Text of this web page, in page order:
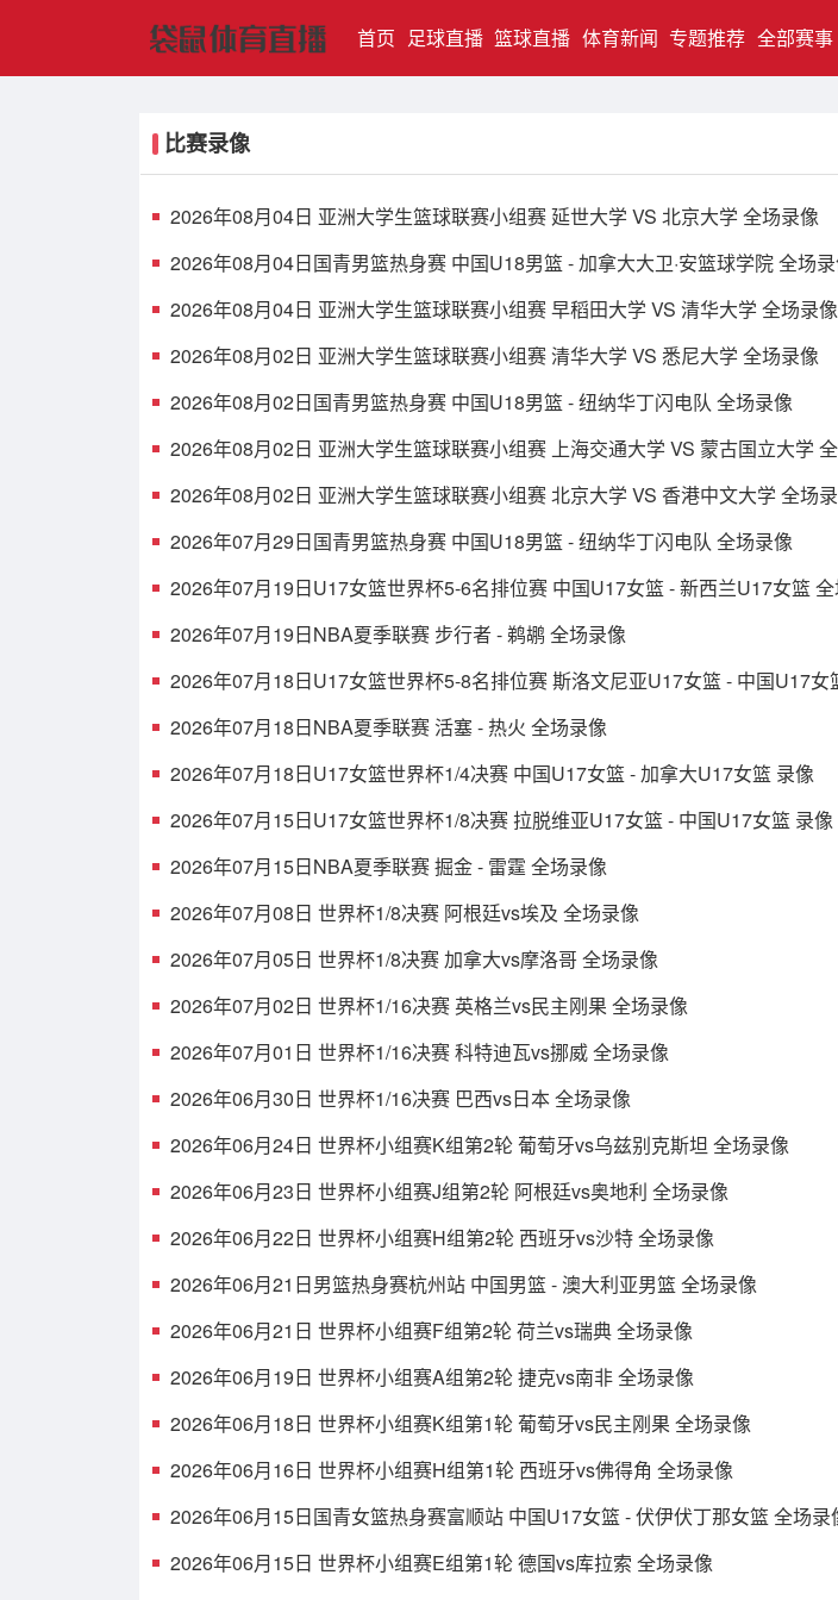
首页 (current)
足球直播 篮球直播 体育新闻 专题推荐 全部赛事
比赛录像
2026年08月04日 亚洲大学生篮球联赛小组赛 延世大学 VS 北京大学 全场录像
2026年08月04日国青男篮热身赛 中国U18男篮 - 加拿大大卫·安篮球学院 全场
2026年08月04日 亚洲大学生篮球联赛小组赛 早稻田大学 VS 清华大学 全场录像
2026年08月02日 亚洲大学生篮球联赛小组赛 清华大学 VS 悉尼大学 全场录像
2026年08月02日国青男篮热身赛 中国U18男篮 - 纽纳华丁闪电队 全场录像
2026年08月02日 亚洲大学生篮球联赛小组赛 上海交通大学 VS 蒙古国立大学
2026年08月02日 亚洲大学生篮球联赛小组赛 北京大学 VS 香港中文大学 全场
2026年07月29日国青男篮热身赛 中国U18男篮 - 纽纳华丁闪电队 全场录像
2026年07月19日U17女篮世界杯5-6名排位赛 中国U17女篮 - 新西兰U17女篮
2026年07月19日NBA夏季联赛 步行者 - 鹈鹕 全场录像
2026年07月18日U17女篮世界杯5-8名排位赛 斯洛文尼亚U17女篮 - 中国U17女
2026年07月18日NBA夏季联赛 活塞 - 热火 全场录像
2026年07月18日U17女篮世界杯1/4决赛 中国U17女篮 - 加拿大U17女篮 录像
2026年07月15日U17女篮世界杯1/8决赛 拉脱维亚U17女篮 - 中国U17女篮 录像
2026年07月15日NBA夏季联赛 掘金 - 雷霆 全场录像
2026年07月08日 世界杯1/8决赛 阿根廷vs埃及 全场录像
2026年07月05日 世界杯1/8决赛 加拿大vs摩洛哥 全场录像
2026年07月02日 世界杯1/16决赛 英格兰vs民主刚果 全场录像
2026年07月01日 世界杯1/16决赛 科特迪瓦vs挪威 全场录像
2026年06月30日 世界杯1/16决赛 巴西vs日本 全场录像
2026年06月24日 世界杯小组赛K组第2轮 葡萄牙vs乌兹别克斯坦 全场录像
2026年06月23日 世界杯小组赛J组第2轮 阿根廷vs奥地利 全场录像
2026年06月22日 世界杯小组赛H组第2轮 西班牙vs沙特 全场录像
2026年06月21日男篮热身赛杭州站 中国男篮 - 澳大利亚男篮 全场录像
2026年06月21日 世界杯小组赛F组第2轮 荷兰vs瑞典 全场录像
2026年06月19日 世界杯小组赛A组第2轮 捷克vs南非 全场录像
2026年06月18日 世界杯小组赛K组第1轮 葡萄牙vs民主刚果 全场录像
2026年06月16日 世界杯小组赛H组第1轮 西班牙vs佛得角 全场录像
2026年06月15日国青女篮热身赛富顺站 中国U17女篮 - 伏伊伏丁那女篮 全场录
2026年06月15日 世界杯小组赛E组第1轮 德国vs库拉索 全场录像